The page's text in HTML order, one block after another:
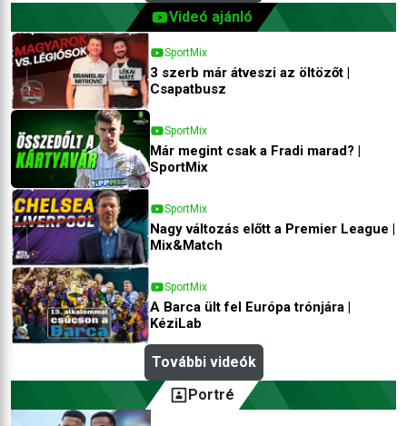
Videó ajánló
SportMix
3 szerb már átveszi az öltözőt |
Csapatbusz
SportMix
Már megint csak a Fradi marad? |
SportMix
SportMix
Nagy változás előtt a Premier League |
Mix&Match
SportMix
A Barca ült fel Európa trónjára |
KéziLab
További videók
Portré